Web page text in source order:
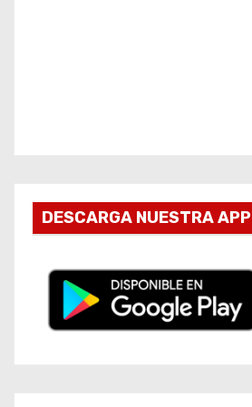
DESCARGA NUESTRA APP